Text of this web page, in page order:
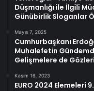
Düşmanlığı ile İlgili
Günübirlik Sloganlar
Mayıs 7, 2025
Cumhurbaşkanı
Muhalefetin
Gelişmelere de
Kasım 16, 2023
EURO 2024 Elemeleri